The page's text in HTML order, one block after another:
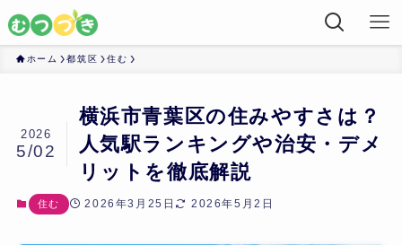
ホーム 都筑区 住む
横浜市青葉区の住みやすさは？
人気駅ランキングや治安・デメ
リットを徹底解説
2026
5/02
住む 2026年3月25日 2026年5月2日